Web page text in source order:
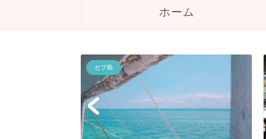
ホーム
セブ島